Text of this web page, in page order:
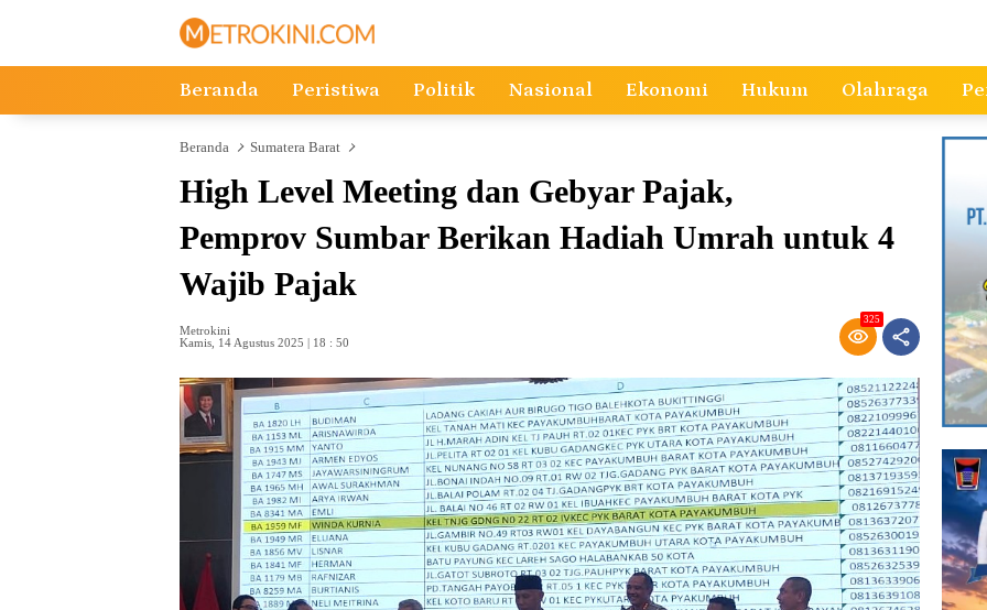
Beranda Peristiwa Politik Nasional Ekonomi Hukum Olahraga
Beranda Sumatera Barat
High Level Meeting dan Gebyar Pajak,
Pemprov Sumbar Berikan Hadiah Umrah untuk 4
Wajib Pajak
Metrokini
Kamis, 14 Agustus 2025 | 18 : 50
325